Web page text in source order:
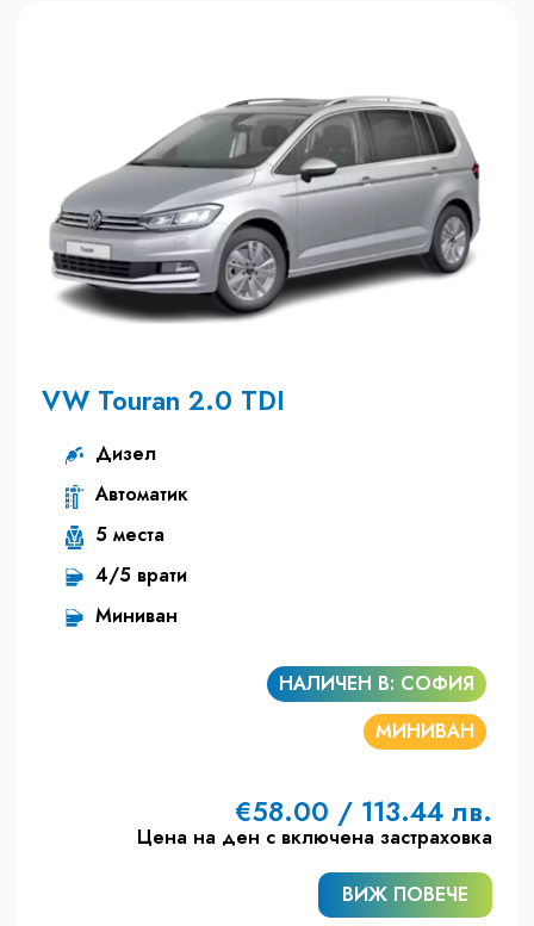
VW Touran 2.0 TDI
Дизел
Автоматик
5 места
4/5 врати
Миниван
НАЛИЧЕН В: СОФИЯ
МИНИВАН
€58.00 / 113.44 лв.
Цена на ден с включена застраховка
ВИЖ ПОВЕЧЕ